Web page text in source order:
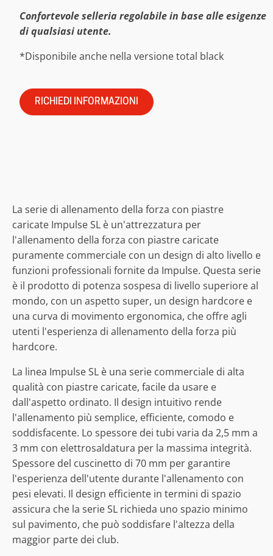
Confortevole selleria regolabile in base alle esigenze
di qualsiasi utente.
*Disponibile anche nella versione total black
RICHIEDI INFORMAZIONI
La serie di allenamento della forza con piastre
caricate Impulse SL è un'attrezzatura per
l'allenamento della forza con piastre caricate
puramente commerciale con un design di alto livello e
funzioni professionali fornite da Impulse. Questa serie
è il prodotto di potenza sospesa di livello superiore al
mondo, con un aspetto super, un design hardcore e
una curva di movimento ergonomica, che offre agli
utenti l'esperienza di allenamento della forza più
hardcore.
La linea Impulse SL è una serie commerciale di alta
qualità con piastre caricate, facile da usare e
dall'aspetto ordinato. Il design intuitivo rende
l'allenamento più semplice, efficiente, comodo e
soddisfacente. Lo spessore dei tubi varia da 2,5 mm a
3 mm con elettrosaldatura per la massima integrità.
Spessore del cuscinetto di 70 mm per garantire
l'esperienza dell'utente durante l'allenamento con
pesi elevati. Il design efficiente in termini di spazio
assicura che la serie SL richieda uno spazio minimo
sul pavimento, che può soddisfare l'altezza della
maggior parte dei club.